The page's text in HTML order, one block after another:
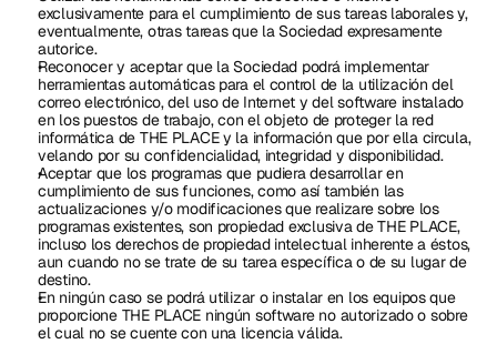
exclusivamente para el cumplimiento de sus tareas laborales y,
eventualmente, otras tareas que la Sociedad expresamente
autorice.
Reconocer y aceptar que la Sociedad podrá implementar
herramientas automáticas para el control de la utilización del
correo electrónico, del uso de Internet y del software instalado
en los puestos de trabajo, con el objeto de proteger la red
informática de THE PLACE y la información que por ella circula,
velando por su confidencialidad, integridad y disponibilidad.
Aceptar que los programas que pudiera desarrollar en
cumplimiento de sus funciones, como así también las
actualizaciones y/o modificaciones que realizare sobre los
programas existentes, son propiedad exclusiva de THE PLACE,
incluso los derechos de propiedad intelectual inherente a éstos,
aun cuando no se trate de su tarea específica o de su lugar de
destino.
En ningún caso se podrá utilizar o instalar en los equipos que
proporcione THE PLACE ningún software no autorizado o sobre
el cual no se cuente con una licencia válida.